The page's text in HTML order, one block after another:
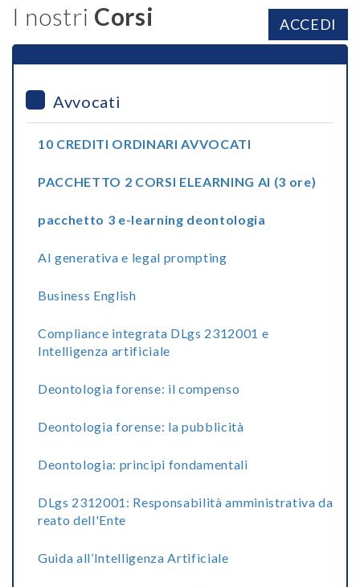
I nostri Corsi ACCEDI
Avvocati
10 CREDITI ORDINARI AVVOCATI
PACCHETTO 2 CORSI ELEARNING AI (3 ore)
pacchetto 3 e-learning deontologia
AI generativa e legal prompting
Business English
Compliance integrata DLgs 2312001 e
Intelligenza artificiale
Deontologia forense: il compenso
Deontologia forense: la pubblicità
Deontologia: principi fondamentali
DLgs 2312001: Responsabilità amministrativa da
reato dell'Ente
Guida all’Intelligenza Artificiale